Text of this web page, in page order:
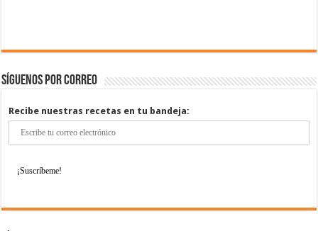
Síguenos por correo
Recibe nuestras recetas en tu bandeja: